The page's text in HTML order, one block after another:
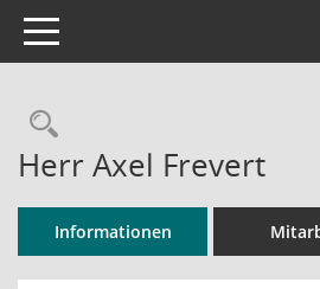
Toggle navigation
Rechercheauswahl
Herr Axel Frevert
Informationen